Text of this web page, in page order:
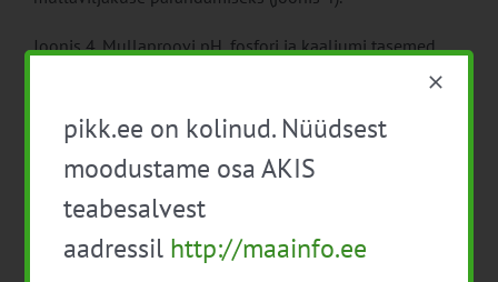
Joonis 4. Mullaproovi pH, fosfori ja kaaliumi tasemed
Uuendused ja täiendused väetiste sihipärasema
pikk.ee on kolinud. Nüüdsest
moodustame osa AKIS
teabesalvest
aadressil http://maainfo.ee